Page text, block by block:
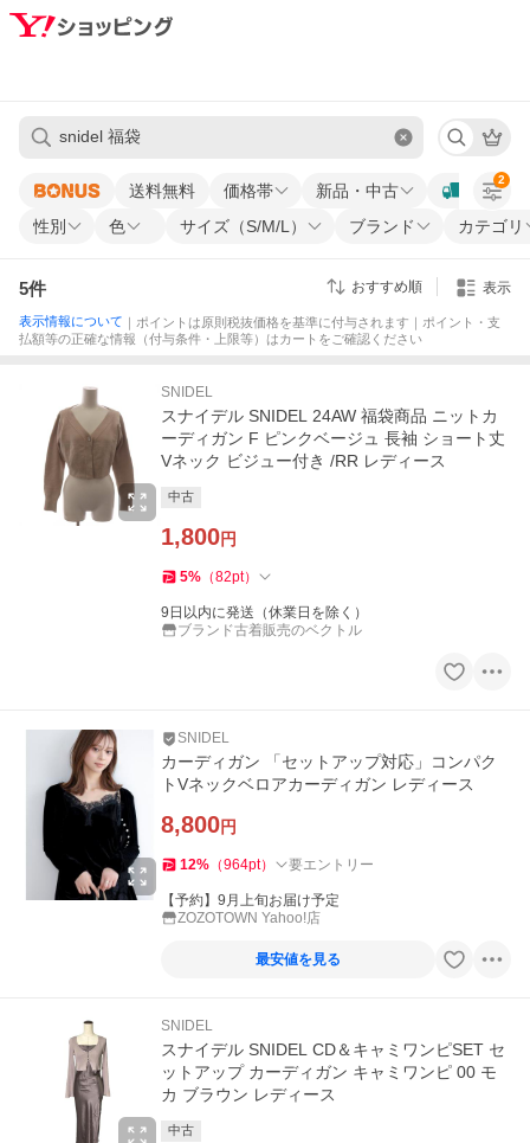
送料無料 価格帯
新品・中古
性別
色 サイズ（S/M/L） ブランド カテゴリ
2
5件 おすすめ順 表示
表示情報について ｜ポイントは原則税抜価格を基準に付与されます｜ポイント・支
払額等の正確な情報（付与条件・上限等）はカートをご確認ください
SNIDEL
スナイデル SNIDEL 24AW 福袋商品 ニットカ
ーディガン F ピンクベージュ 長袖 ショート丈
Vネック ビジュー付き /RR レディース
中古
1,800円
5% （82pt）
9日以内に発送（休業日を除く）
ブランド古着販売のベクトル
SNIDEL
カーディガン 「セットアップ対応」コンパク
トVネックベロアカーディガン レディース
8,800円
12% （964pt） 要エントリー
【予約】9月上旬お届け予定
ZOZOTOWN Yahoo!店
最安値を見る
SNIDEL
スナイデル SNIDEL CD＆キャミワンピSET セ
ットアップ カーディガン キャミワンピ 00 モ
カ ブラウン レディース
中古